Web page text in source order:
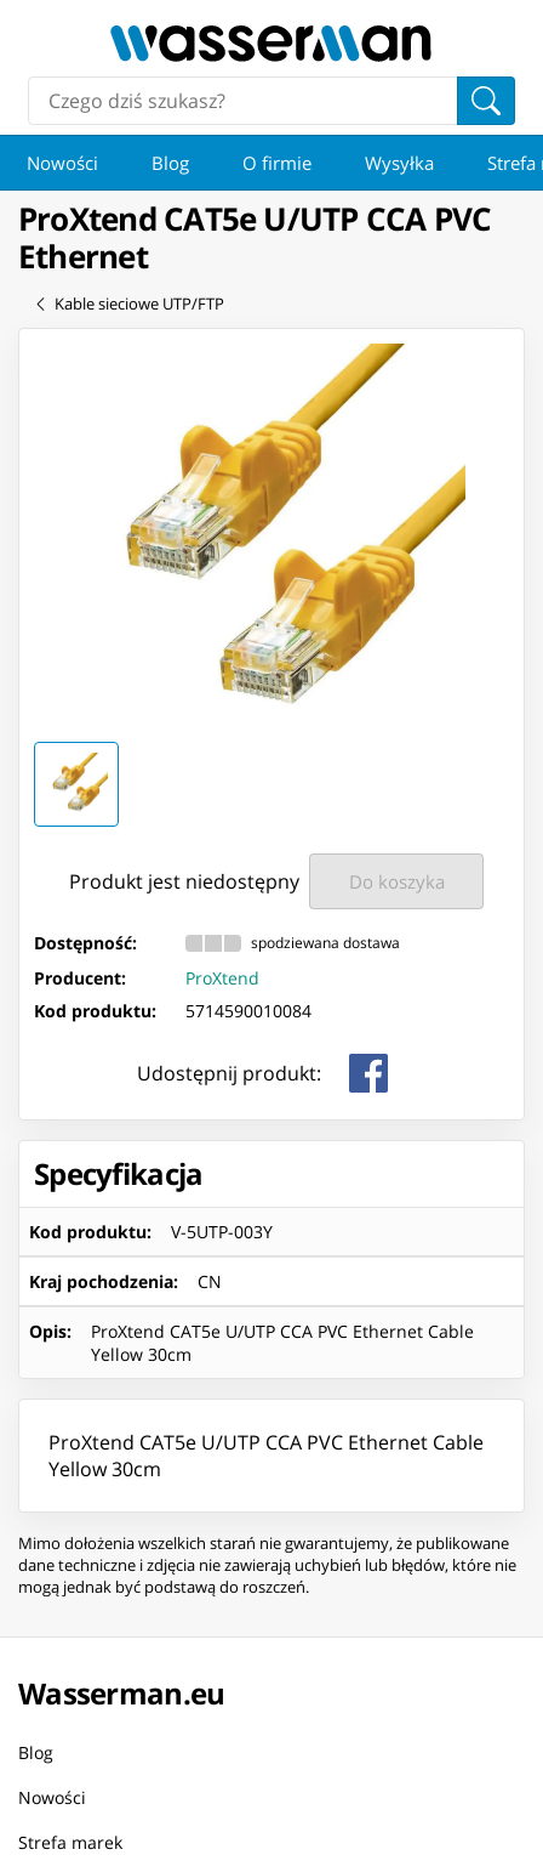
Nowości Blog O firmie Wysyłka Strefa
ProXtend CAT5e U/UTP CCA PVC
Ethernet
Kable sieciowe UTP/FTP
Produkt jest niedostępny Do koszyka
Dostępność: spodziewana dostawa
Producent:
ProXtend
Kod produktu:
5714590010084
Udostępnij produkt:
Specyfikacja
Kod produktu: V-5UTP-003Y
Kraj pochodzenia: CN
Opis:
ProXtend CAT5e U/UTP CCA PVC Ethernet Cable
Yellow 30cm
ProXtend CAT5e U/UTP CCA PVC Ethernet Cable
Yellow 30cm
Mimo dołożenia wszelkich starań nie gwarantujemy, że publikowane
dane techniczne i zdjęcia nie zawierają uchybień lub błędów, które nie
mogą jednak być podstawą do roszczeń.
Wasserman.eu
Blog
Nowości
Strefa marek